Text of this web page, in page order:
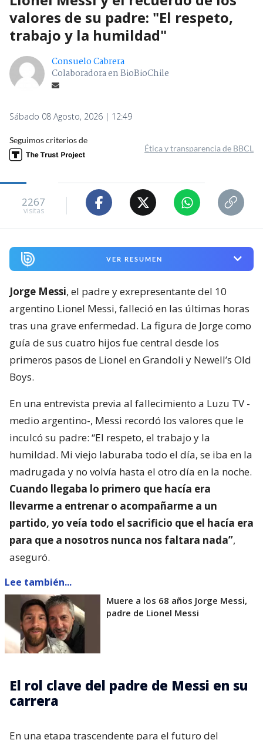
valores de su padre: "El respeto,
trabajo y la humildad"
Consuelo Cabrera
Colaboradora en BioBioChile
Sábado 08 Agosto, 2026 | 12:49
Seguimos criterios de
Ética y transparencia de BBCL
2267
visitas
VER RESUMEN
Jorge Messi, el padre y exrepresentante del 10
argentino Lionel Messi, falleció en las últimas horas
tras una grave enfermedad. La figura de Jorge como
guía de sus cuatro hijos fue central desde los
primeros pasos de Lionel en Grandoli y Newell’s Old
Boys.
En una entrevista previa al fallecimiento a Luzu TV -
medio argentino-, Messi recordó los valores que le
inculcó su padre: “El respeto, el trabajo y la
humildad. Mi viejo laburaba todo el día, se iba en la
madrugada y no volvía hasta el otro día en la noche.
Cuando llegaba lo primero que hacía era
llevarme a entrenar o acompañarme a un
partido, yo veía todo el sacrificio que el hacía era
para que a nosotros nunca nos faltara nada”,
aseguró.
Lee también...
Muere a los 68 años Jorge Messi,
padre de Lionel Messi
El rol clave del padre de Messi en su
carrera
En una etapa trascendente para el futuro del